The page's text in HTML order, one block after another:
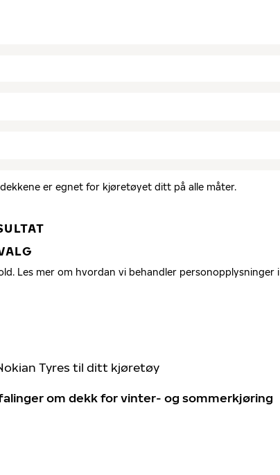
er egnet for kjøretøyet ditt på alle måter.
Les mer om hvordan vi behandler personopplysninger i
Tyres til ditt kjøretøy
om dekk for vinter- og sommerkjøring